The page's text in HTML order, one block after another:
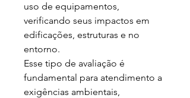
uso de equipamentos,
verificando seus impactos em
edificações, estruturas e no
entorno.
Esse tipo de avaliação é
fundamental para atendimento a
exigências ambientais,